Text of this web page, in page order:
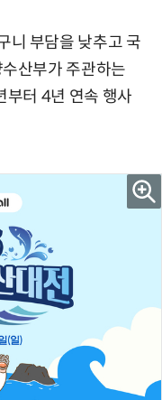
니 부담을 낮추고 국
산부가 주관하는
터 4년 연속 행사